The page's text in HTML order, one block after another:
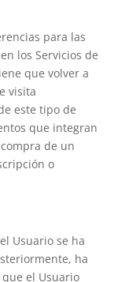
para las
los Servicios de
que volver a
visita
este tipo de
que integran
de un
o
Usuario se ha
ha
el Usuario